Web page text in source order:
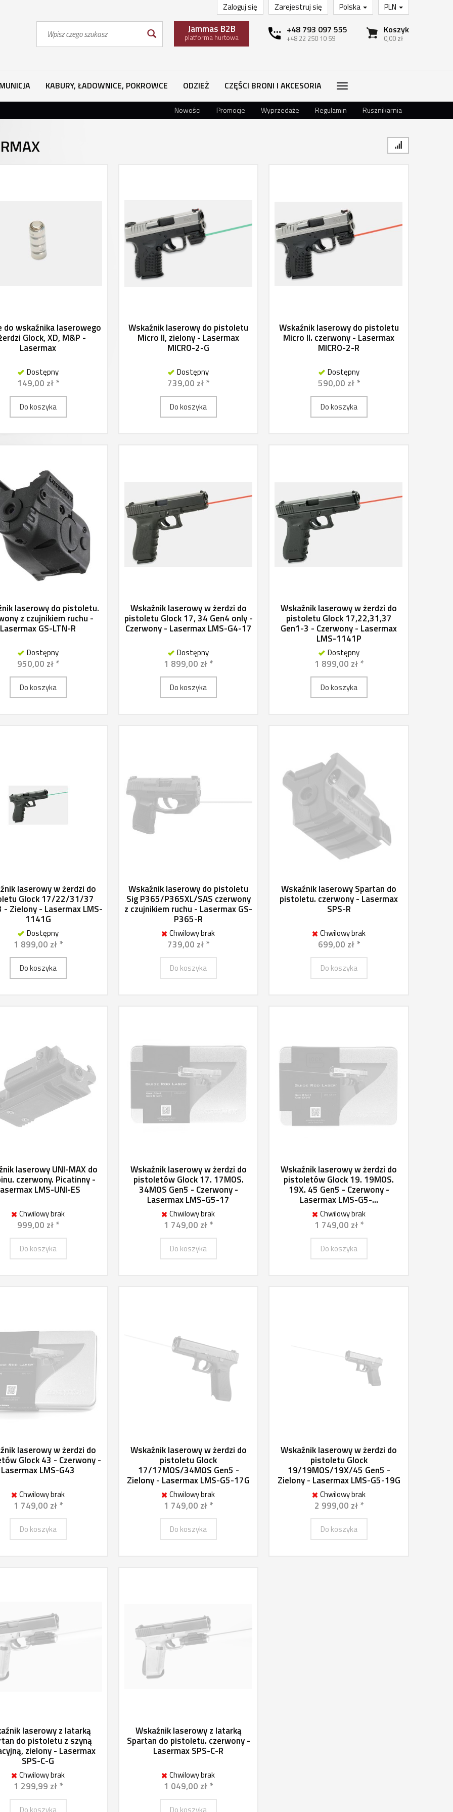
PLN
Polska
Zarejestruj się
Zaloguj się
Koszyk
0,00 zł
+48 793 097 555
+48 22 250 10 59
Jammas B2B
platforma hurtowa
KABURY, ŁADOWNICE, POKROWCE ODZIEŻ CZĘŚCI BRONI I AKCESORIA
Nowości Promocje Wyprzedaże Regulamin Rusznikarnia
do wskaźnika laserowego
Glock, XD, M&P -
Lasermax
Dostępny
149,00 zł *
Do koszyka
Wskaźnik laserowy do pistoletu
Micro II, zielony - Lasermax
MICRO-2-G
Dostępny
739,00 zł *
Do koszyka
Wskaźnik laserowy do pistoletu
Micro II. czerwony - Lasermax
MICRO-2-R
Dostępny
590,00 zł *
Do koszyka
laserowy do pistoletu.
z czujnikiem ruchu -
Lasermax GS-LTN-R
Dostępny
950,00 zł *
Do koszyka
Wskaźnik laserowy w żerdzi do
pistoletu Glock 17, 34 Gen4 only -
Czerwony - Lasermax LMS-G4-17
Dostępny
1 899,00 zł *
Do koszyka
Wskaźnik laserowy w żerdzi do
pistoletu Glock 17,22,31,37
Gen1-3 - Czerwony - Lasermax
LMS-1141P
Dostępny
1 899,00 zł *
Do koszyka
laserowy w żerdzi do
Glock 17/22/31/37
- Zielony - Lasermax LMS-
1141G
Dostępny
1 899,00 zł *
Do koszyka
Wskaźnik laserowy do pistoletu
Sig P365/P365XL/SAS czerwony
z czujnikiem ruchu - Lasermax GS-
P365-R
Chwilowy brak
739,00 zł *
Do koszyka
Wskaźnik laserowy Spartan do
pistoletu. czerwony - Lasermax
SPS-R
Chwilowy brak
699,00 zł *
Do koszyka
laserowy UNI-MAX do
czerwony. Picatinny -
LMS-UNI-ES
Chwilowy brak
999,00 zł *
Do koszyka
Wskaźnik laserowy w żerdzi do
pistoletów Glock 17. 17MOS.
34MOS Gen5 - Czerwony -
Lasermax LMS-G5-17
Chwilowy brak
1 749,00 zł *
Do koszyka
Wskaźnik laserowy w żerdzi do
pistoletów Glock 19. 19MOS.
19X. 45 Gen5 - Czerwony -
Lasermax LMS-G5-...
Chwilowy brak
1 749,00 zł *
Do koszyka
laserowy w żerdzi do
Glock 43 - Czerwony -
Lasermax LMS-G43
Chwilowy brak
1 749,00 zł *
Do koszyka
Wskaźnik laserowy w żerdzi do
pistoletu Glock
17/17MOS/34MOS Gen5 -
Zielony - Lasermax LMS-G5-17G
Chwilowy brak
1 749,00 zł *
Do koszyka
Wskaźnik laserowy w żerdzi do
pistoletu Glock
19/19MOS/19X/45 Gen5 -
Zielony - Lasermax LMS-G5-19G
Chwilowy brak
2 999,00 zł *
Do koszyka
laserowy z latarką
do pistoletu z szyną
zielony - Lasermax
SPS-C-G
Chwilowy brak
1 299,99 zł *
Wskaźnik laserowy z latarką
Spartan do pistoletu. czerwony -
Lasermax SPS-C-R
Chwilowy brak
1 049,00 zł *